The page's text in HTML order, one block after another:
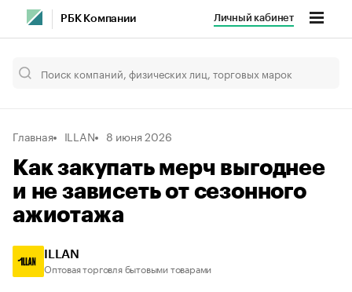
РБК Компании Личный кабинет
Главная ILLAN 8 июня 2026
Как закупать мерч выгоднее
и не зависеть от сезонного
ажиотажа
ILLAN
Оптовая торговля бытовыми товарами